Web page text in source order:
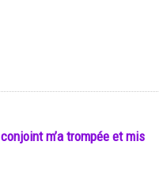
m’a trompée et mis